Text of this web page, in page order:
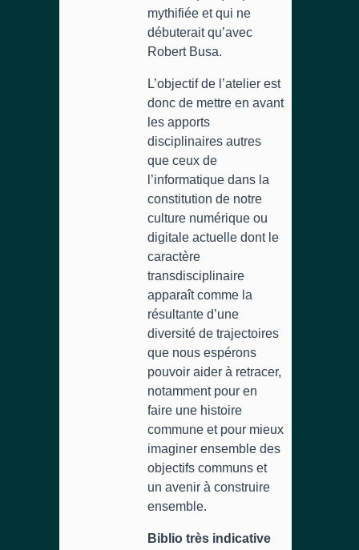
mythifiée et qui ne
débuterait qu’avec
Robert Busa.
L’objectif de l’atelier est
donc de mettre en avant
les apports
disciplinaires autres
que ceux de
l’informatique dans la
constitution de notre
culture numérique ou
digitale actuelle dont le
caractère
transdisciplinaire
apparaît comme la
résultante d’une
diversité de trajectoires
que nous espérons
pouvoir aider à retracer,
notamment pour en
faire une histoire
commune et pour mieux
imaginer ensemble des
objectifs communs et
un avenir à construire
ensemble.
Biblio très indicative